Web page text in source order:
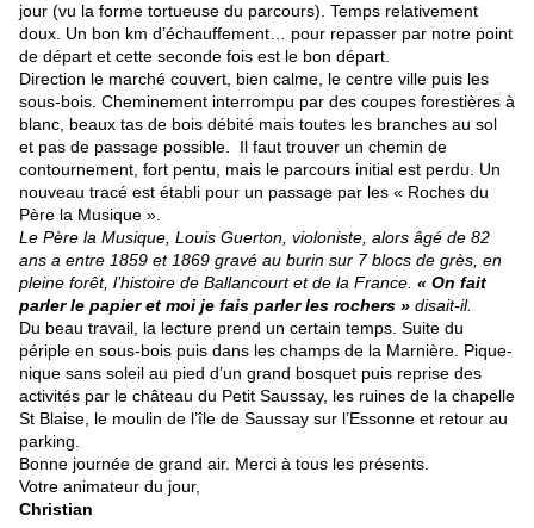
jour (vu la forme tortueuse du parcours). Temps relativement
doux. Un bon km d’échauffement… pour repasser par notre point
de départ et cette seconde fois est le bon départ.
Direction le marché couvert, bien calme, le centre ville puis les
sous-bois. Cheminement interrompu par des coupes forestières à
blanc, beaux tas de bois débité mais toutes les branches au sol
et pas de passage possible. Il faut trouver un chemin de
contournement, fort pentu, mais le parcours initial est perdu. Un
nouveau tracé est établi pour un passage par les « Roches du
Père la Musique ».
Le Père la Musique, Louis Guerton, violoniste, alors âgé de 82
ans a entre 1859 et 1869 gravé au burin sur 7 blocs de grès, en
pleine forêt, l’histoire de Ballancourt et de la France. « On fait
parler le papier et moi je fais parler les rochers » disait-il.
Du beau travail, la lecture prend un certain temps. Suite du
périple en sous-bois puis dans les champs de la Marnière. Pique-
nique sans soleil au pied d’un grand bosquet puis reprise des
activités par le château du Petit Saussay, les ruines de la chapelle
St Blaise, le moulin de l’île de Saussay sur l’Essonne et retour au
parking.
Bonne journée de grand air. Merci à tous les présents.
Votre animateur du jour,
Christian